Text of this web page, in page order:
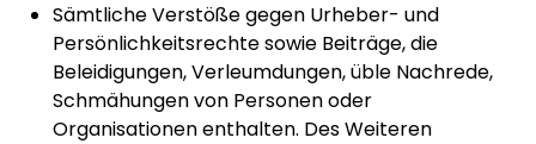
Sämtliche Verstöße gegen Urheber- und
Persönlichkeitsrechte sowie Beiträge, die
Beleidigungen, Verleumdungen, üble Nachrede,
Schmähungen von Personen oder
Organisationen enthalten. Des Weiteren